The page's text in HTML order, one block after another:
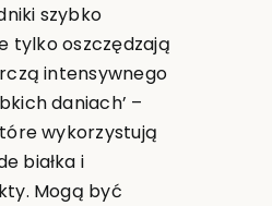
szybko
tylko oszczędzają
intensywnego
daniach’ –
wykorzystują
białka i
Mogą być